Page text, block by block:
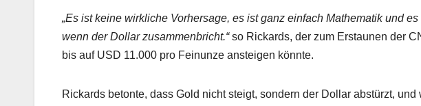
„Es ist keine wirkliche Vorhersage, es ist ganz einfach Mathematik und
wenn der Dollar zusammenbricht.“so Rickards, der zum Erstaunen der
bis auf USD 11.000 pro Feinunze ansteigen könnte.
Rickards betonte, dass Gold nicht steigt, sondern der Dollar abstürzt,